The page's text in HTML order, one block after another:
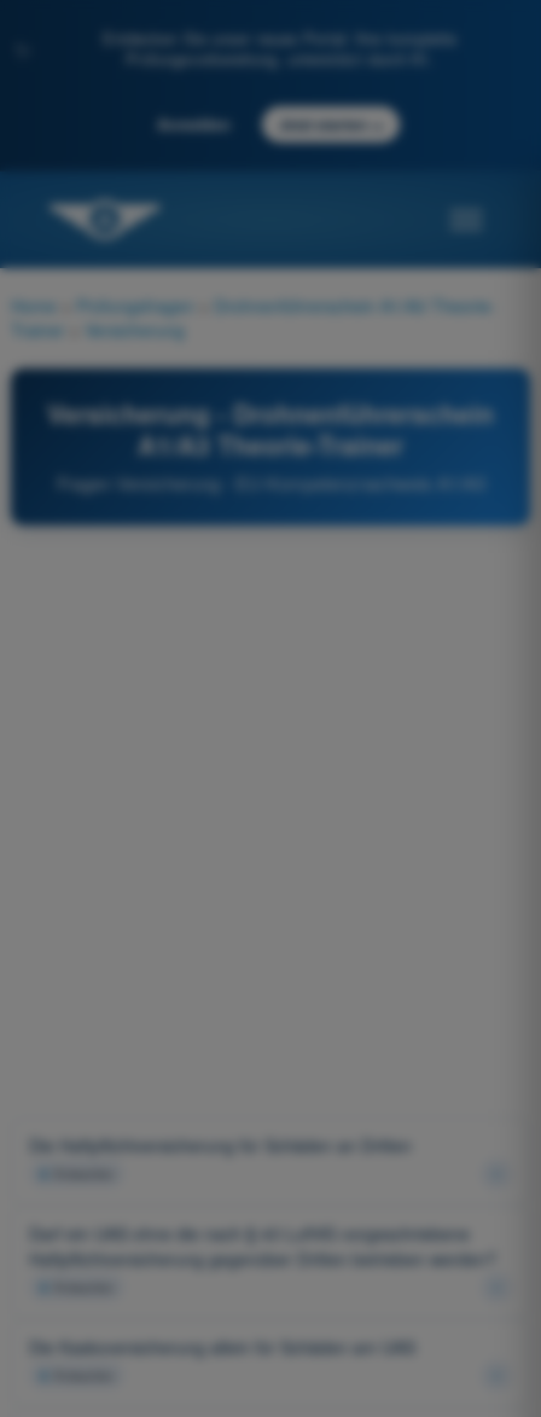
Entdecken Sie unser neues Portal: Ihre komplette
Prüfungsvorbereitung, unterstützt durch KI.
Anmelden Jetzt starten
Home Prüfungsfragen
Drohnenführerschein A1/A3 Theorie-
Trainer
Versicherung
Versicherung - Drohnenführerschein
A1/A3 Theorie-Trainer
Fragen Versicherung - EU-Kompetenznachweis A1/A3
Die Haftpflichtversicherung für Schäden an Dritten
Darf ein UAS ohne die nach § 43 LuftVG vorgeschriebene
Haftpflichtversicherung gegenüber Dritten betrieben werden?
Die Kaskoversicherung allein für Schäden am UAS